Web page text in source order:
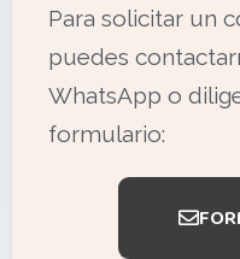
Para solicitar un
puedes
WhatsApp o
formulario: